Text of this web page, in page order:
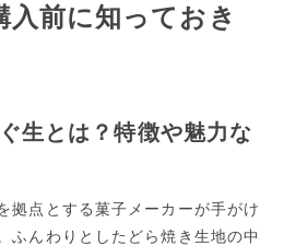
入前に知っておき
生とは？特徴や魅力な
拠点とする菓子メーカーが手がけ
ふんわりとしたどら焼き生地の中